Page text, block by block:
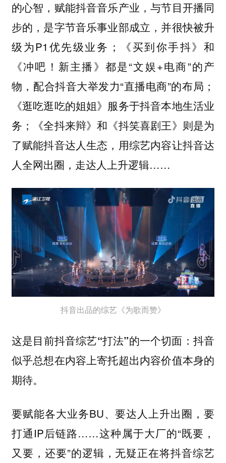
的心智，赋能抖音音乐产业，与节目开播同
步的，是字节音乐事业部成立，并很快被升
级为P1优先级业务；《买到你手抖》和
《冲吧！新主播》都是“文娱+电商”的产
物，配合抖音大举发力“直播电商”的布局；
《逛吃逛吃的姐姐》服务于抖音本地生活业
务；《全抖来辩》和《抖笑喜剧王》则是为
了赋能抖音达人生态，用综艺内容让抖音达
人全网出圈，走达人上升逻辑……
抖音出品的综艺《为歌而赞》
这是目前抖音综艺“打法”的一个切面：抖音
似乎总想在内容上寄托超出内容价值本身的
期待。
要赋能各大业务BU、要达人上升出圈，要
打通IP后链路……这种属于大厂的“既要，
又要，还要”的逻辑，无疑正在将抖音综艺